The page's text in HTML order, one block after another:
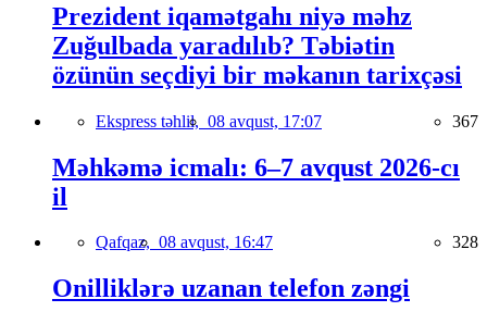
Prezident iqamətgahı niyə məhz
Zuğulbada yaradılıb? Təbiətin
özünün seçdiyi bir məkanın tarixçəsi
Ekspress təhlil, 08 avqust, 17:07 367
Məhkəmə icmalı: 6–7 avqust 2026-cı
il
Qafqaz, 08 avqust, 16:47 328
Onilliklərə uzanan telefon zəngi